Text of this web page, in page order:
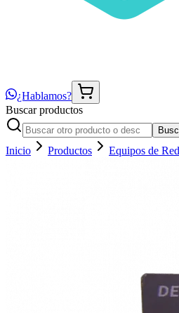
¿Hablamos?
Buscar productos
Inicio Productos Equipos de